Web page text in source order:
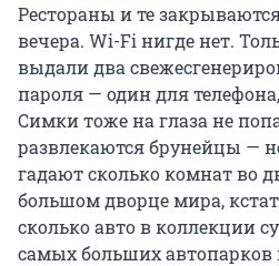
Рестораны и те
вечера. Wi-Fi нигде нет.
выдали два
пароля — один для
Симки тоже на глаза не
развлекаются брунейцы —
гадают сколько комнат во
большом дворце мира,
сколько авто в коллекции
самых больших